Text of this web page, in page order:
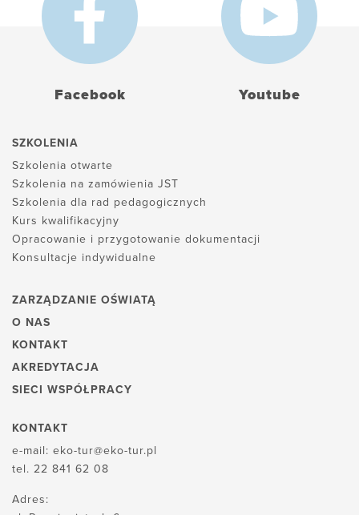
Facebook Youtube
SZKOLENIA
Szkolenia otwarte
Szkolenia na zamówienia JST
Szkolenia dla rad pedagogicznych
Kurs kwalifikacyjny
Opracowanie i przygotowanie dokumentacji
Konsultacje indywidualne
ZARZĄDZANIE OŚWIATĄ
O NAS
KONTAKT
AKREDYTACJA
SIECI WSPÓŁPRACY
KONTAKT
e-mail: eko-tur@eko-tur.pl
tel. 22 841 62 08
Adres: